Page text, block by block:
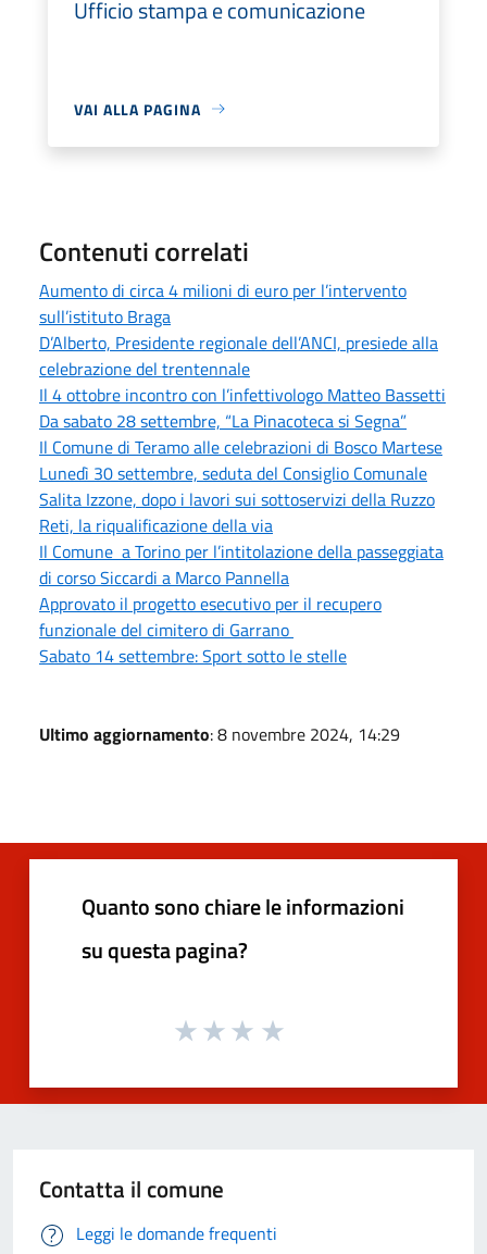
Ufficio stampa e comunicazione
VAI ALLA PAGINA
Contenuti correlati
Aumento di circa 4 milioni di euro per l’intervento
sull’istituto Braga
D’Alberto, Presidente regionale dell’ANCI, presiede alla
celebrazione del trentennale
Il 4 ottobre incontro con l’infettivologo Matteo Bassetti
Da sabato 28 settembre, “La Pinacoteca si Segna”
Il Comune di Teramo alle celebrazioni di Bosco Martese
Lunedì 30 settembre, seduta del Consiglio Comunale
Salita Izzone, dopo i lavori sui sottoservizi della Ruzzo
Reti, la riqualificazione della via
Il Comune a Torino per l’intitolazione della passeggiata
di corso Siccardi a Marco Pannella
Approvato il progetto esecutivo per il recupero
funzionale del cimitero di Garrano
Sabato 14 settembre: Sport sotto le stelle
Ultimo aggiornamento: 8 novembre 2024, 14:29
Quanto sono chiare le informazioni
su questa pagina?
Contatta il comune
Leggi le domande frequenti